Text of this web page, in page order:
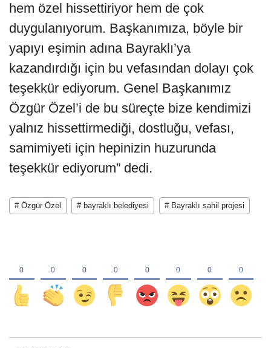
hem özel hissettiriyor hem de çok
duygulanıyorum. Başkanımıza, böyle bir
yapıyı eşimin adına Bayraklı’ya
kazandırdığı için bu vefasından dolayı çok
teşekkür ediyorum. Genel Başkanımız
Özgür Özel’i de bu süreçte bize kendimizi
yalnız hissettirmediği, dostluğu, vefası,
samimiyeti için hepinizin huzurunda
teşekkür ediyorum” dedi.
# Özgür Özel # bayraklı belediyesi # Bayraklı sahil projesi